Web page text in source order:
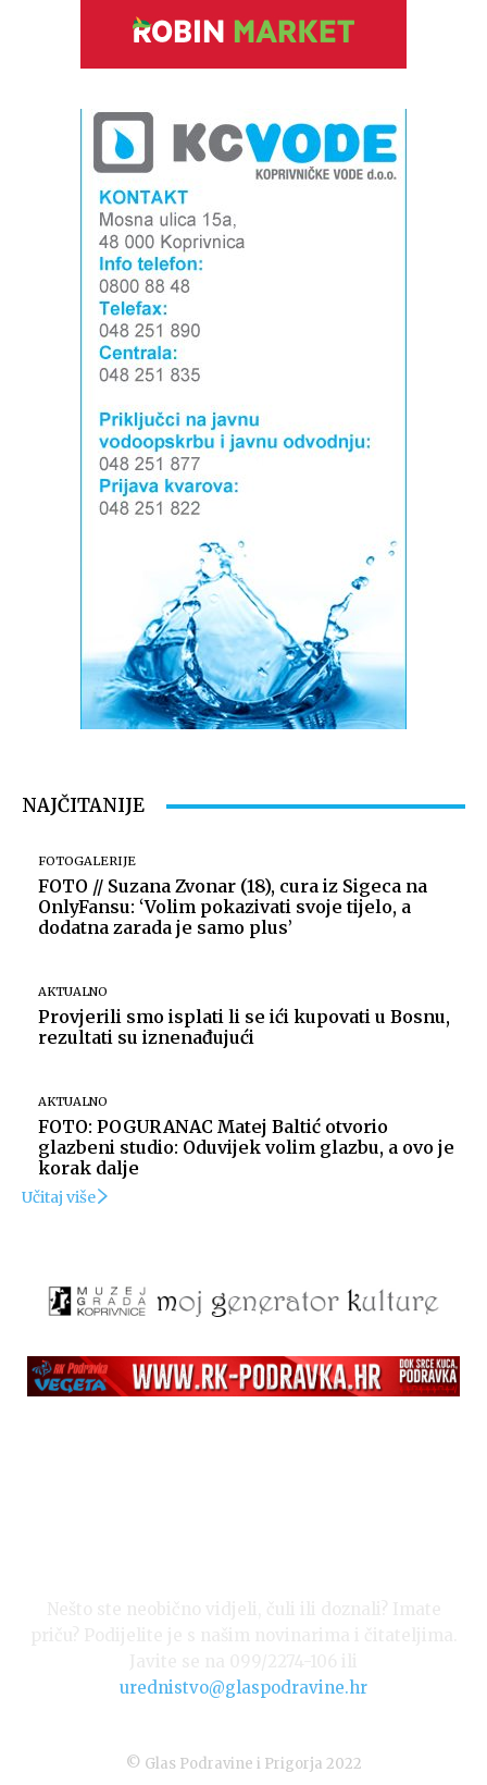
NAJČITANIJE
FOTOGALERIJE
FOTO // Suzana Zvonar (18), cura iz Sigeca na
OnlyFansu: ‘Volim pokazivati svoje tijelo, a
dodatna zarada je samo plus’
AKTUALNO
Provjerili smo isplati li se ići kupovati u Bosnu,
rezultati su iznenađujući
AKTUALNO
FOTO: POGURANAC Matej Baltić otvorio
glazbeni studio: Oduvijek volim glazbu, a ovo je
korak dalje
Učitaj više
urednistvo@glaspodravine.hr
© Glas Podravine i Prigorja 2022